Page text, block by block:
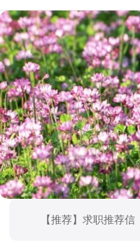
【推荐】求职推荐信